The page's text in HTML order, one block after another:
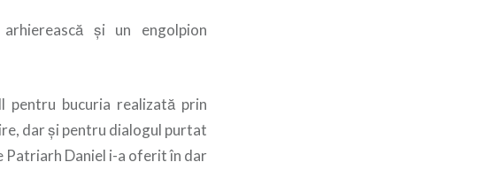
şi un engolpion
pentru bucuria realizată prin
dar şi pentru dialogul purtat
Patriarh Daniel i-a oferit în dar